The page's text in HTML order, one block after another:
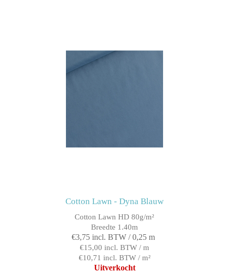
Cotton Lawn - Dyna Blauw
Cotton Lawn HD 80g/m²
Breedte 1.40m
€3,75 incl. BTW / 0,25 m
€15,00 incl. BTW / m
€10,71 incl. BTW / m²
Uitverkocht